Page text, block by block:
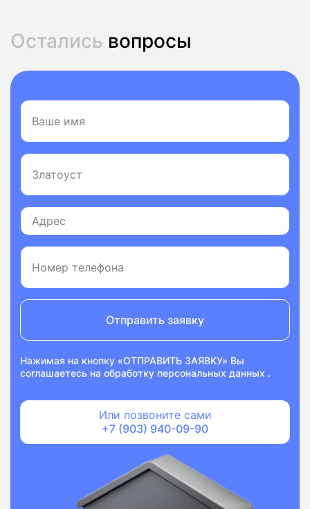
Остались вопросы
Отправить заявку
Нажимая на кнопку «ОТПРАВИТЬ ЗАЯВКУ» Вы
соглашаетесь на обработку персональных данных .
Или позвоните сами
+7 (903) 940-09-90